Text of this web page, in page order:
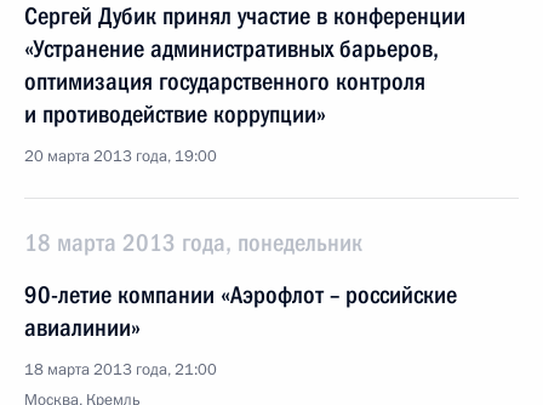
Сергей Дубик принял участие в конференции
«Устранение административных барьеров,
оптимизация государственного контроля
и противодействие коррупции»
20 марта 2013 года, 19:00
18 марта 2013 года, понедельник
90-летие компании «Аэрофлот – российские
авиалинии»
18 марта 2013 года, 21:00
Москва, Кремль